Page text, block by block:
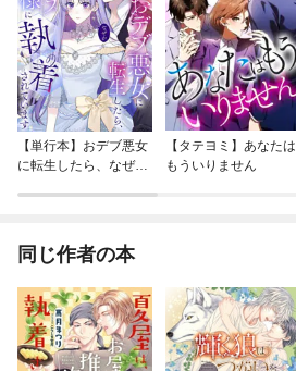
【単行本】おデブ悪女
に転生したら、なぜか
【タテヨミ】あなたは
もういりません
同じ作者の本